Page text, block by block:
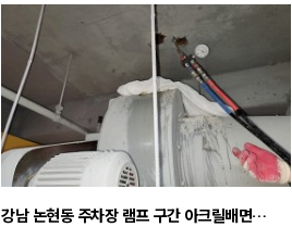
강남 논현동 주차장 램프 구간 아크릴배면…